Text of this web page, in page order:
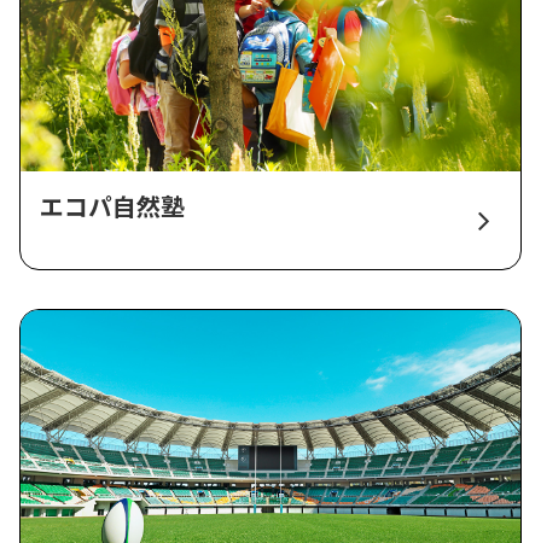
エコパ自然塾